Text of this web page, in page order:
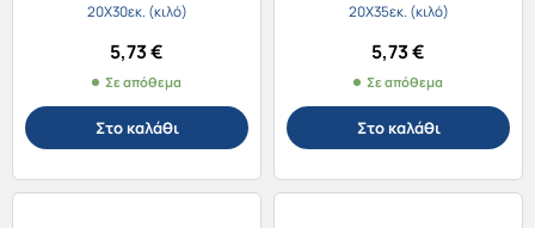
20Χ30εκ. (κιλό)
5,73€
Σε απόθεμα
Στο καλάθι
20Χ35εκ. (κιλό)
5,73€
Σε απόθεμα
Στο καλάθι